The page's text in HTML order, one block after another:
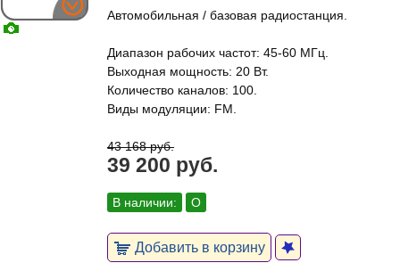
Автомобильная / базовая радиостанция.
Диапазон рабочих частот: 45-60 МГц.
Выходная мощность: 20 Вт.
Количество каналов: 100.
Виды модуляции: FM.
43 168 руб.
39 200 руб.
В наличии: О
Добавить в корзину